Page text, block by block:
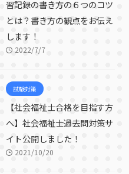
習記録の書き方の６つのコツ
とは？書き方の観点をお伝え
します！
2022/7/7
試験対策
【社会福祉士合格を目指す方
へ】社会福祉士過去問対策サ
イト公開しました！
2021/10/20